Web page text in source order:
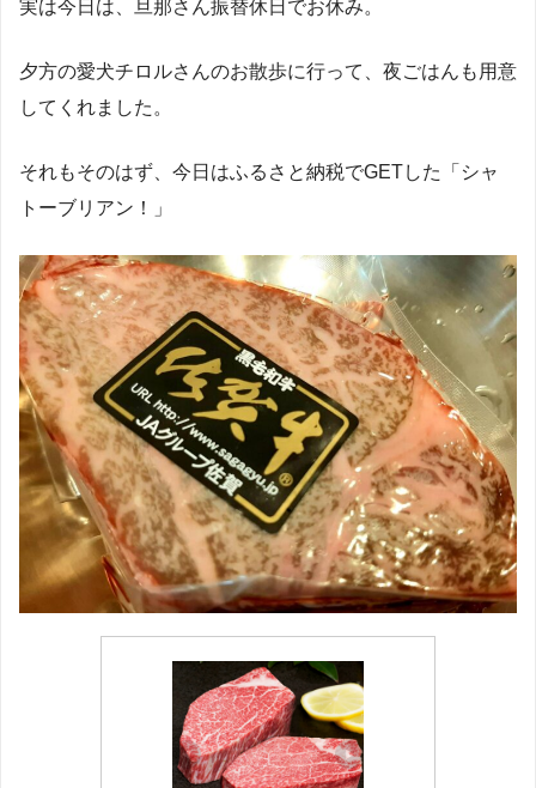
実は今日は、旦那さん振替休日でお休み。
夕方の愛犬チロルさんのお散歩に行って、夜ごはんも用意
してくれました。
それもそのはず、今日はふるさと納税でGETした「シャ
トーブリアン！」